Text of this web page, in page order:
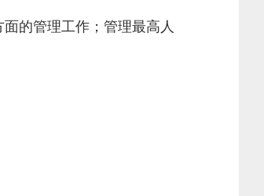
的管理工作；管理最高人